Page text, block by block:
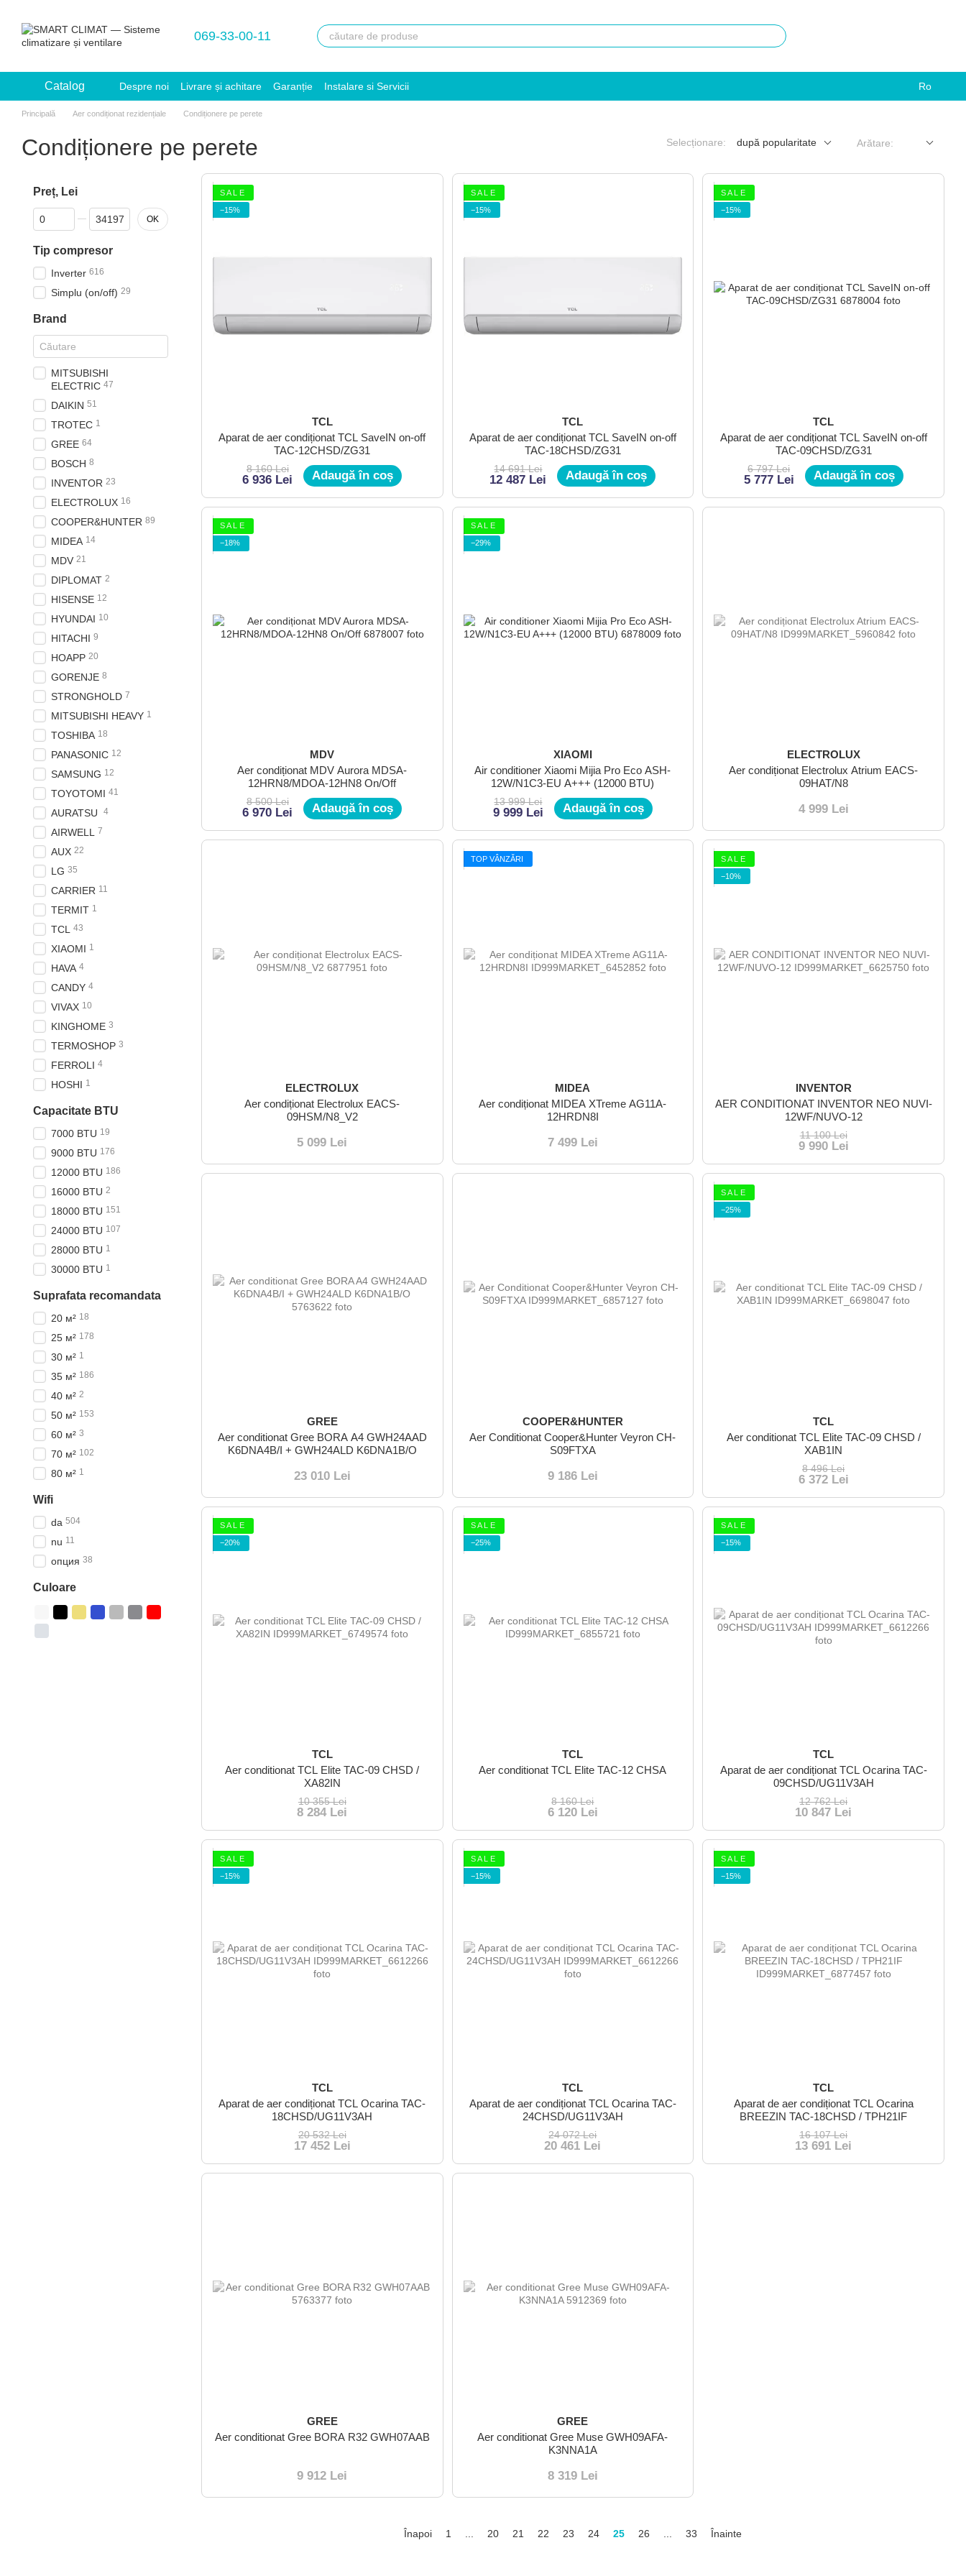
069-33-00-11
Catalog Despre noi Livrare și achitare Garanție Instalare si Servicii Ro
Principală Aer condiționat rezidențiale Condiționere pe perete
Condiționere pe perete Selecționare: după popularitate Arătare:
S A L E
−15%
TCL
Aparat de aer condiționat TCL SaveIN on-off
TAC-12CHSD/ZG31
8 160 Lei
6 936 Lei Adaugă în coș
S A L E
−15%
TCL
Aparat de aer condiționat TCL SaveIN on-off
TAC-18CHSD/ZG31
14 691 Lei
12 487 Lei Adaugă în coș
S A L E
−15%
TCL
Aparat de aer condiționat TCL SaveIN on-off
TAC-09CHSD/ZG31
6 797 Lei
5 777 Lei Adaugă în coș
S A L E
−18%
MDV
Aer condiționat MDV Aurora MDSA-
12HRN8/MDOA-12HN8 On/Off
8 500 Lei
6 970 Lei Adaugă în coș
S A L E
−29%
XIAOMI
Air conditioner Xiaomi Mijia Pro Eco ASH-
12W/N1C3-EU A+++ (12000 BTU)
13 999 Lei
9 999 Lei Adaugă în coș
ELECTROLUX
Aer condiționat Electrolux Atrium EACS-
09HAT/N8
4 999 Lei
ELECTROLUX
Aer condiționat Electrolux EACS-
09HSM/N8_V2
5 099 Lei
TOP VÂNZĂRI
MIDEA
Aer condiționat MIDEA XTreme AG11A-
12HRDN8I
7 499 Lei
S A L E
−10%
INVENTOR
AER CONDITIONAT INVENTOR NEO NUVI-
12WF/NUVO-12
11 100 Lei
9 990 Lei
GREE
Aer conditionat Gree BORA A4 GWH24AAD
K6DNA4B/I + GWH24ALD K6DNA1B/O
23 010 Lei
COOPER&HUNTER
Aer Conditionat Cooper&Hunter Veyron CH-
S09FTXA
9 186 Lei
S A L E
−25%
TCL
Aer conditionat TCL Elite TAC-09 CHSD /
XAB1IN
8 496 Lei
6 372 Lei
S A L E
−20%
TCL
Aer conditionat TCL Elite TAC-09 CHSD /
XA82IN
10 355 Lei
8 284 Lei
S A L E
−25%
TCL
Aer conditionat TCL Elite TAC-12 CHSA
8 160 Lei
6 120 Lei
S A L E
−15%
TCL
Aparat de aer condiționat TCL Ocarina TAC-
09CHSD/UG11V3AH
12 762 Lei
10 847 Lei
S A L E
−15%
TCL
Aparat de aer condiționat TCL Ocarina TAC-
18CHSD/UG11V3AH
20 532 Lei
17 452 Lei
S A L E
−15%
TCL
Aparat de aer condiționat TCL Ocarina TAC-
24CHSD/UG11V3AH
24 072 Lei
20 461 Lei
S A L E
−15%
TCL
Aparat de aer condiționat TCL Ocarina
BREEZIN TAC-18CHSD / TPH21IF
16 107 Lei
13 691 Lei
GREE
Aer conditionat Gree BORA R32 GWH07AAB
9 912 Lei
GREE
Aer conditionat Gree Muse GWH09AFA-
K3NNA1A
8 319 Lei
Înapoi 1 20 21 22 23 24 25 26 33 Înainte
Preț, Lei
De la Preț, Lei
Până la Preț, Lei OK
Tip compresor
Inverter 616
Simplu (on/off) 29
Brand
MITSUBISHI
ELECTRIC 47
DAIKIN 51
TROTEC 1
GREE 64
BOSCH 8
INVENTOR 23
ELECTROLUX 16
COOPER&HUNTER 89
MIDEA 14
MDV 21
DIPLOMAT 2
HISENSE 12
HYUNDAI 10
HITACHI 9
HOAPP 20
GORENJE 8
STRONGHOLD 7
MITSUBISHI HEAVY 1
TOSHIBA 18
PANASONIC 12
SAMSUNG 12
TOYOTOMI 41
AURATSU 4
AIRWELL 7
AUX 22
LG 35
CARRIER 11
TERMIT 1
TCL 43
XIAOMI 1
HAVA 4
CANDY 4
VIVAX 10
KINGHOME 3
TERMOSHOP 3
FERROLI 4
HOSHI 1
Capacitate BTU
7000 BTU 19
9000 BTU 176
12000 BTU 186
16000 BTU 2
18000 BTU 151
24000 BTU 107
28000 BTU 1
30000 BTU 1
Suprafata recomandata
20 м² 18
25 м² 178
30 м² 1
35 м² 186
40 м² 2
50 м² 153
60 м² 3
70 м² 102
80 м² 1
Wifi
da 504
nu 11
опция 38
Culoare